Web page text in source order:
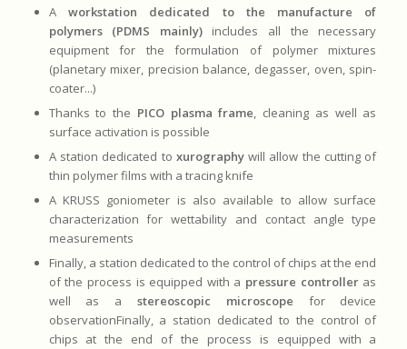
A workstation dedicated to the manufacture of
polymers (PDMS mainly)includes all the necessary
equipment for the formulation of polymer mixtures
(planetary mixer, precision balance, degasser, oven, spin-
coater...)
Thanks to the PICO plasma frame, cleaning as well as
surface activation is possible
A station dedicated to xurographywill allow the cutting of
thin polymer films with a tracing knife
A KRUSS goniometer is also available to allow surface
characterization for wettability and contact angle type
measurements
Finally, a station dedicated to the control of chips at the end
of the process is equipped with a pressure controlleras
well as a stereoscopic microscope for device
observationFinally, a station dedicated to the control of
chips at the end of the process is equipped with a